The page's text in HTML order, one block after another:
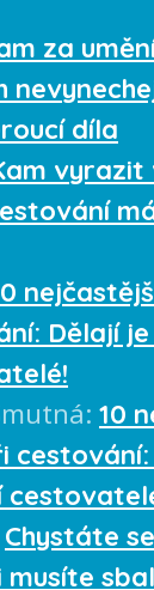
za
díla
vyrazit
Dělají
: 10
Chystáte
musíte